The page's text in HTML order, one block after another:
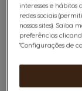
MODO DE
Para participar
requisitos:
1. Comprar 16
NESCAFÉ®
ação. Esta é
interesses e
redes sociais
nossos sites). Saiba
preferências
"Configurações de